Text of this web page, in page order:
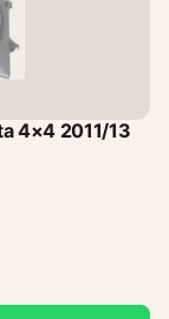
4×4 2011/13